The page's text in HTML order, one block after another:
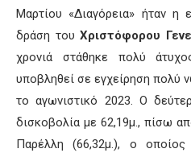
Μαρτίου «Διαγόρεια» ήταν η
δράση τουΧριστόφορου
χρονιά στάθηκε πολύ
υποβληθεί σε εγχείρηση πολύ
το αγωνιστικό 2023. Ο
δισκοβολία με 62,19μ., πίσω
Παρέλλη (66,32μ.), ο